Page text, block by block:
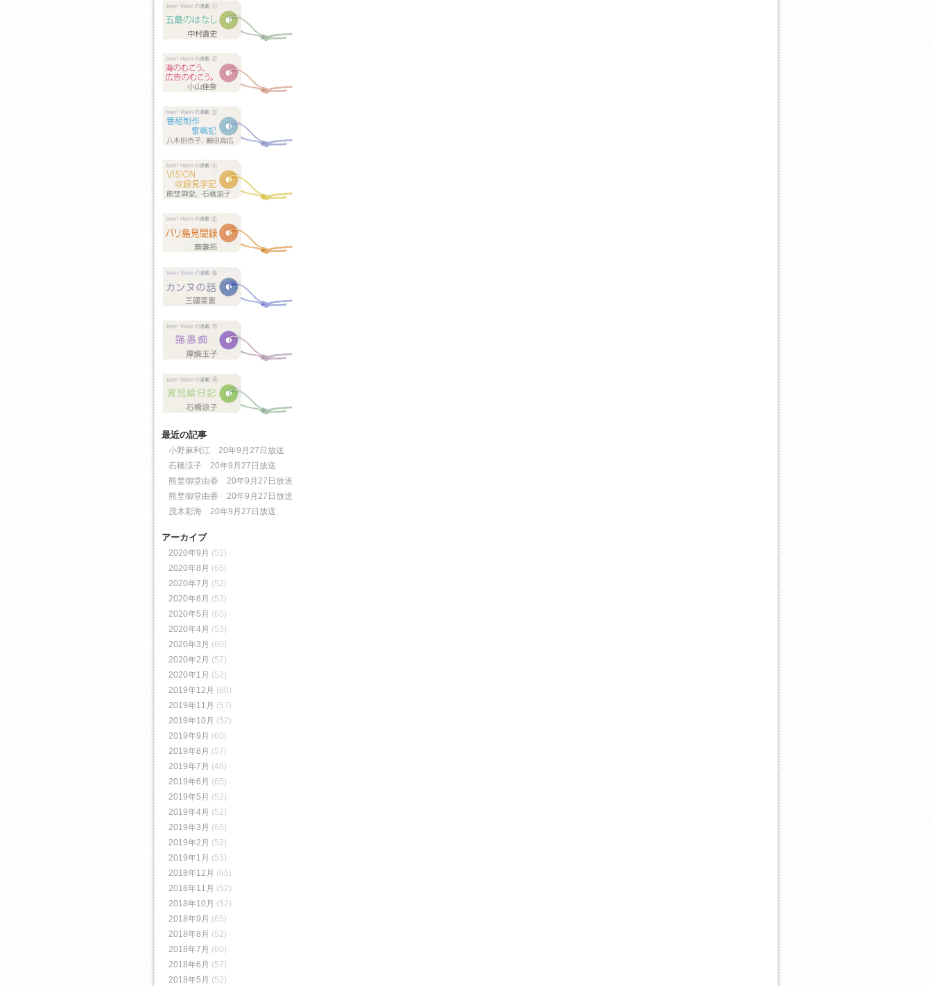
最近の記事
小野麻利江 20年9月27日放送
石橋涼子 20年9月27日放送
熊埜御堂由香 20年9月27日放送
熊埜御堂由香 20年9月27日放送
茂木彩海 20年9月27日放送
アーカイブ
2020年9月 (52)
2020年8月 (65)
2020年7月 (52)
2020年6月 (52)
2020年5月 (65)
2020年4月 (53)
2020年3月 (60)
2020年2月 (57)
2020年1月 (52)
2019年12月 (60)
2019年11月 (57)
2019年10月 (52)
2019年9月 (60)
2019年8月 (57)
2019年7月 (48)
2019年6月 (65)
2019年5月 (52)
2019年4月 (52)
2019年3月 (65)
2019年2月 (52)
2019年1月 (53)
2018年12月 (65)
2018年11月 (52)
2018年10月 (52)
2018年9月 (65)
2018年8月 (52)
2018年7月 (60)
2018年6月 (57)
2018年5月 (52)